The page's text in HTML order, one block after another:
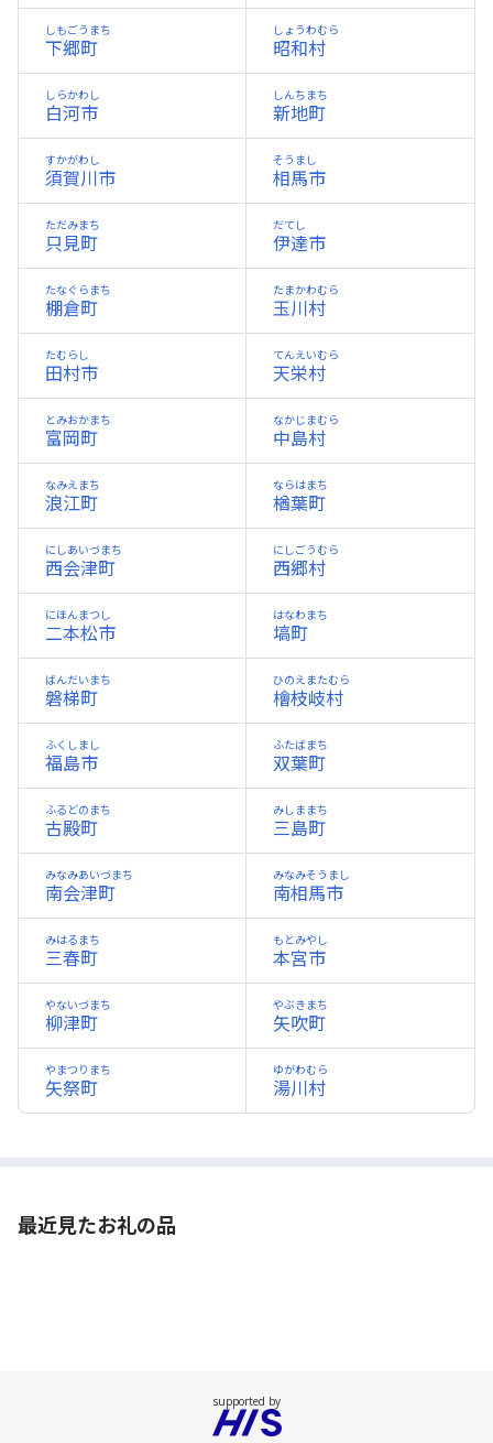
下郷町
しもごうまち
昭和村
しょうわむら
白河市
しらかわし
新地町
しんちまち
須賀川市
すかがわし
相馬市
そうまし
只見町
ただみまち
伊達市
だてし
棚倉町
たなぐらまち
玉川村
たまかわむら
田村市
たむらし
天栄村
てんえいむら
富岡町
とみおかまち
中島村
なかじまむら
浪江町
なみえまち
楢葉町
ならはまち
西会津町
にしあいづまち
西郷村
にしごうむら
二本松市
にほんまつし
塙町
はなわまち
磐梯町
ばんだいまち
檜枝岐村
ひのえまたむら
福島市
ふくしまし
双葉町
ふたばまち
古殿町
ふるどのまち
三島町
みしままち
南会津町
みなみあいづまち
南相馬市
みなみそうまし
三春町
みはるまち
本宮市
もとみやし
柳津町
やないづまち
矢吹町
やぶきまち
矢祭町
やまつりまち
湯川村
ゆがわむら
最近見たお礼の品